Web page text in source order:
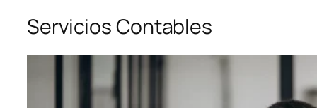
Servicios Contables